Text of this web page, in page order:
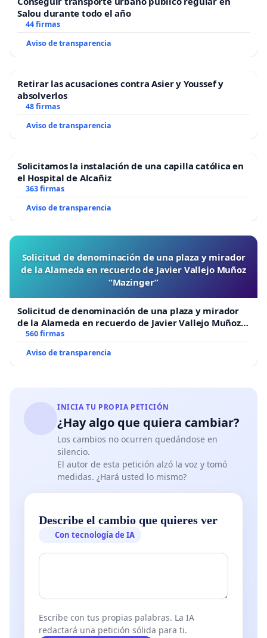
Salou durante todo el año
44 firmas
Aviso de transparencia
Retirar las acusaciones contra Asier y Youssef y
absolverlos
48 firmas
Aviso de transparencia
Solicitamos la instalación de una capilla católica en
el Hospital de Alcañiz
363 firmas
Aviso de transparencia
Solicitud de denominación de una plaza y mirador
de la Alameda en recuerdo de Javier Vallejo Muñoz
“Mazinger”
Solicitud de denominación de una plaza y mirador
de la Alameda en recuerdo de Javier Vallejo Muñoz
“Mazinger”
560 firmas
Aviso de transparencia
INICIA TU PROPIA PETICIÓN
¿Hay algo que quiera cambiar?
Los cambios no ocurren quedándose en
silencio.
El autor de esta petición alzó la voz y tomó
medidas. ¿Hará usted lo mismo?
Describe el cambio que quieres ver
Con tecnología de IA
Escribe con tus propias palabras. La IA
redactará una petición sólida para ti.